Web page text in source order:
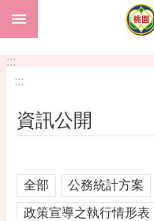
跳到主要內容區塊
進
階
:::
:::
資訊公開
全部 公務統計方案
政策宣導之執行情形表